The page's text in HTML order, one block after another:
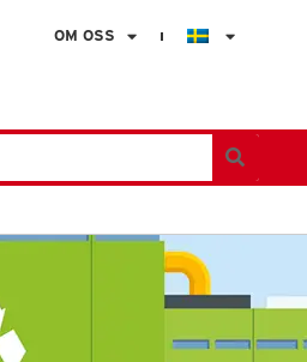
OM OSS